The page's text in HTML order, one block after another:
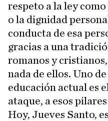
respeto a la ley
o la dignidad
conducta de esa
gracias a una
romanos y
nada de ellos. Uno
educación actual es
ataque, a esos
Hoy, Jueves Santo,